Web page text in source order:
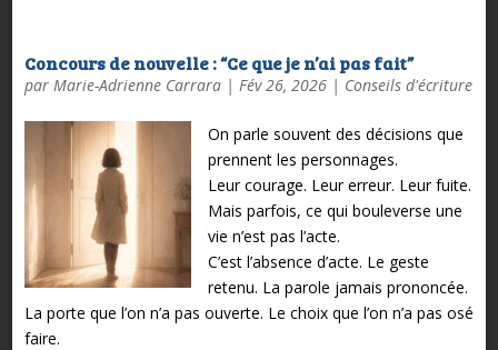
Concours de nouvelle : “Ce que je n’ai pas fait”
par Marie-Adrienne Carrara| Fév 26, 2026| Conseils d'écriture
On parle souvent des décisions que
prennent les personnages.
Leur courage. Leur erreur. Leur fuite.
Mais parfois, ce qui bouleverse une
vie n’est pas l’acte.
C’est l’absence d’acte. Le geste
retenu. La parole jamais prononcée.
La porte que l’on n’a pas ouverte. Le choix que l’on n’a pas osé
faire.